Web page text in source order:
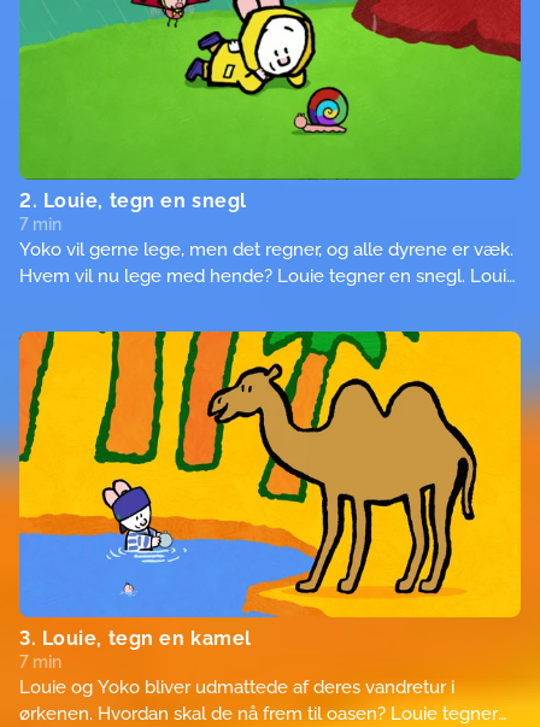
2. Louie, tegn en snegl
7 min
Yoko vil gerne lege, men det regner, og alle dyrene er væk.
Hvem vil nu lege med hende? Louie tegner en snegl. Louie
Den er så langsom til at finde dem, at de to venner falder i
søvn!
3. Louie, tegn en kamel
7 min
Louie og Yoko bliver udmattede af deres vandretur i
ørkenen. Hvordan skal de nå frem til oasen? Louie tegner